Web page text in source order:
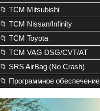
📁 TCM Mitsubishi
📁 TCM Nissan/Infinity
📁 TCM Toyota
📁 TCM VAG DSG/CVT/AT
📁 SRS AirBag (No Crash)
📁 Программное обеспечение